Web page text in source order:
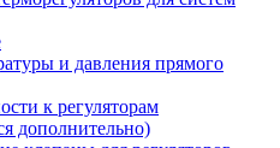
и давления прямого
к регуляторам
дополнительно)